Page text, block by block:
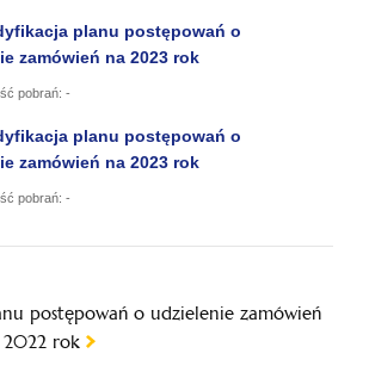
planu postępowań o
zamówień na 2023 rok
pobrań: -
planu postępowań o
zamówień na 2023 rok
pobrań: -
postępowań o udzielenie zamówień
rok